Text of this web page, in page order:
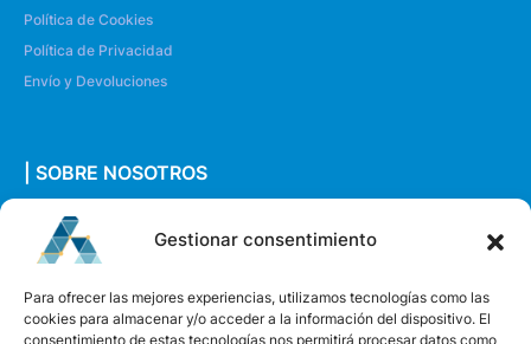
Gestionar consentimiento
Para ofrecer las mejores experiencias, utilizamos tecnologías como las
cookies para almacenar y/o acceder a la información del dispositivo. El
consentimiento de estas tecnologías nos permitirá procesar datos como
Política de Cookies
Política de Privacidad
Envío y Devoluciones
| SOBRE NOSOTROS
Quiénes somos
Envíanos un mensaje